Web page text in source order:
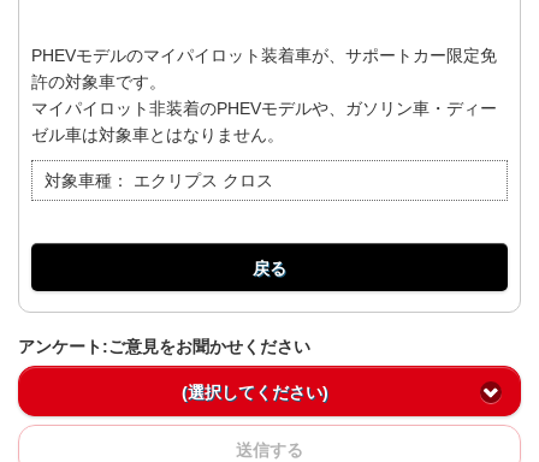
PHEVモデルのマイパイロット装着車が、サポートカー限定免
許の対象車です。
マイパイロット非装着のPHEVモデルや、ガソリン車・ディー
ゼル車は対象車とはなりません。
対象車種： エクリプス クロス
戻る
アンケート:ご意見をお聞かせください
(選択してください)
送信する